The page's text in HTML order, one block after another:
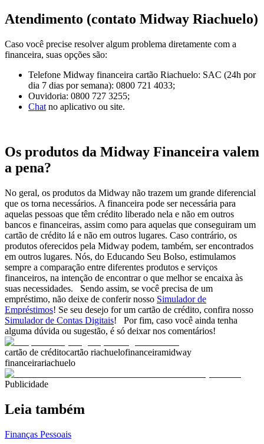
Atendimento (contato Midway Riachuelo)
Caso você precise resolver algum problema diretamente com a
financeira, suas opções são:
Telefone Midway financeira cartão Riachuelo: SAC (24h por
dia 7 dias por semana): 0800 721 4033;
Ouvidoria: 0800 727 3255;
Chat no aplicativo ou site.
Os produtos da Midway Financeira valem
a pena?
No geral, os produtos da Midway não trazem um grande diferencial
que os torna necessários. A financeira pode ser necessária para
aquelas pessoas que têm crédito liberado nela e não em outros
bancos e financeiras, assim como para aquelas que conseguiram um
cartão de crédito lá e não em outros lugares. Caso contrário, os
produtos oferecidos pela Midway podem, também, ser encontrados
em outros lugares. Nós, do Educando Seu Bolso, estimulamos
sempre a comparação entre diferentes produtos e serviços
financeiros, na intenção de encontrar o que melhor se encaixa às
suas necessidades. Sendo assim, se você precisa de um
empréstimo, não deixe de conferir nosso Simulador de
Empréstimos! Se seu desejo for um cartão de crédito, confira nosso
Simulador de Contas Digitais! Por fim, caso você ainda tenha
alguma dúvida ou sugestão, é só deixar nos comentários!
cartão de créditocartão riachuelofinanceiramidway
financeirariachuelo
Publicidade
Leia também
Finanças Pessoais